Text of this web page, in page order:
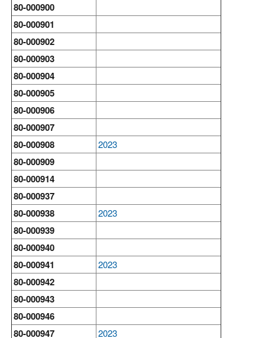
80-000900
80-000901
80-000902
80-000903
80-000904
80-000905
80-000906
80-000907
80-000908
2023
80-000909
80-000914
80-000937
80-000938
2023
80-000939
80-000940
80-000941
2023
80-000942
80-000943
80-000946
80-000947
2023